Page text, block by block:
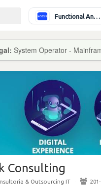
Functional Analyst (Banking)
System Operator -
Consulting
& Outsourcing IT ·